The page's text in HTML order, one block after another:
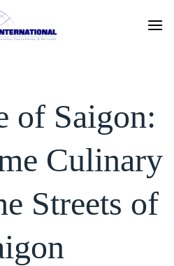
of Saigon:
Culinary
Streets of